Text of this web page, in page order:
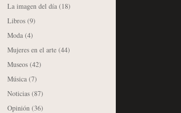
La imagen del día (18)
Libros (9)
Moda (4)
Mujeres en el arte (44)
Museos (42)
Música (7)
Noticias (87)
Opinión (36)